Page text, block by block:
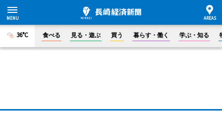
36°C 食べる 見る・遊ぶ 買う 暮らす・働く 学ぶ・知る